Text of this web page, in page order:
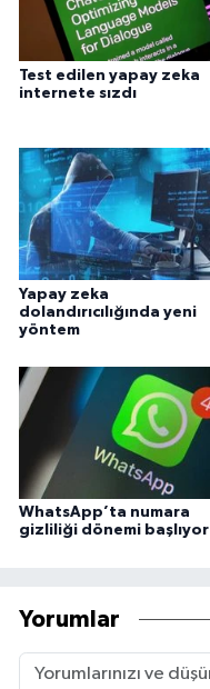
Test edilen yapay zeka
internete sızdı
Yapay zeka
dolandırıcılığında yeni
yöntem
WhatsApp’ta numara
gizliliği dönemi başlıyor
Yorumlar